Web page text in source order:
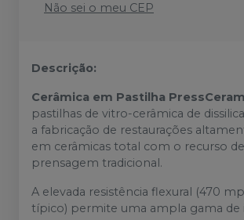
Não sei o meu CEP
Descrição:
Cerâmica em Pastilha
pastilhas de vitro-cerâmica de
a fabricação de restaurações
em cerâmicas total com o recurso
prensagem tradicional.
A elevada resistência flexural (470
típico) permite uma ampla gama de